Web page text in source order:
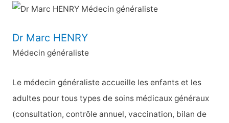
e
r
h
e
r
Dr Marc HENRY
Médecin généraliste
Le médecin généraliste accueille les enfants et les
adultes pour tous types de soins médicaux généraux
(consultation, contrôle annuel, vaccination, bilan de